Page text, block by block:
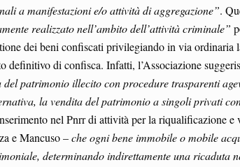
a manifestazioni e/o attività di aggregazione”.
realizzato nell’ambito dell’attività criminale”
dei beni confiscati privilegiando in via ordinaria
definitivo di confisca. Infatti, l’Associazione
patrimonio illecito con procedure trasparenti
la vendita del patrimonio a singoli privati
nel Pnrr di attività per la riqualificazione
e Mancuso –che ogni bene immobile o mobile
determinando indirettamente una ricaduta